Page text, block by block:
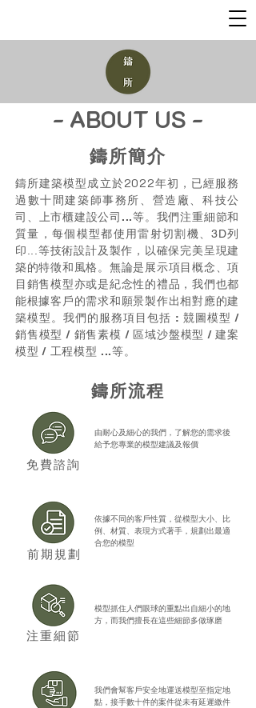
- ​ABOUT US -
​鑄所簡介
鑄所建築模型成立於2022年初，已經服務
過數十間建築師事務所、營造廠、科技公
司、上市櫃建設公司...等。 我們注重細節和
質量，每個模型都使用雷射切割機、3D列
印...等技術設計及製作，以確保完美呈現建
築的特徵和風格。 無論是展示項目概念、項
目銷售模型亦或是紀念性的禮品，我們也都
能根據客戶的需求和願景製作出相對應的建
築模型。 我們的服務項目包括 : 競圖模型 /
銷售模型 / 銷售素模 / 區域沙盤模型 / 建案
模型 / 工程模型 ...等。
​鑄所流程
​免費諮詢
由耐心及細心的我們，了解您的需求後
給予您專業的模型建議及報價
前期規劃
依據不同的客戶性質，從模型大小、比
例、材質、表現方式著手，規劃出最適
合您的模型
​注重細節
模型抓住人們眼球的重點出自細小的地
方，而我們擅長在這些細節多做琢磨
我們會幫客戶安全地運送模型至指定地
點，接手數十件的案件從未有延遲繳件